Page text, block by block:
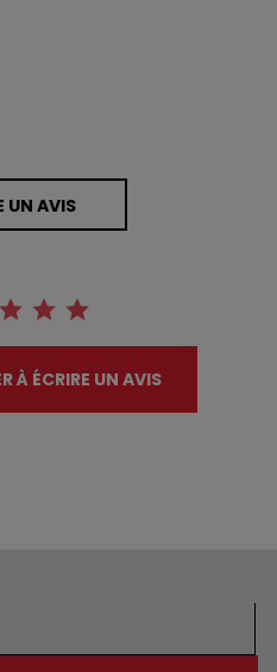
UN AVIS
À ÉCRIRE UN AVIS